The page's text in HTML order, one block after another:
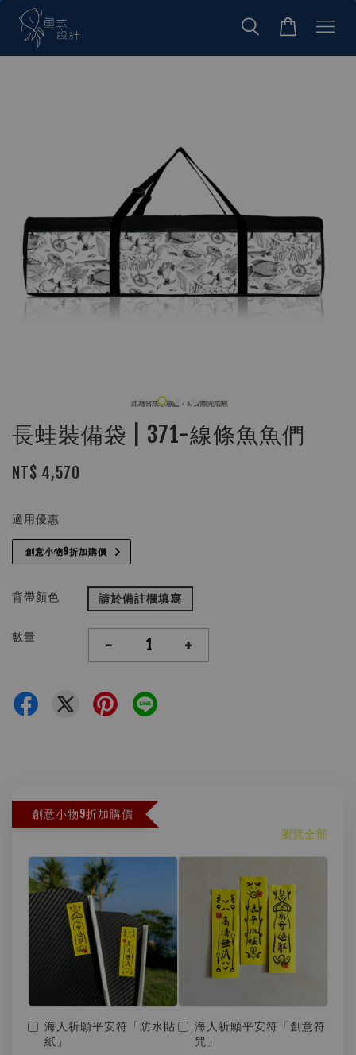
長蛙裝備袋 | 371-線條魚魚們
NT$ 4,570
適用優惠
創意小物9折加購價
背帶顏色 請於備註欄填寫
數量 - +
創意小物9折加購價
瀏覽全部
海人祈願平安符「防水貼
紙」
海人祈願平安符「創意符
咒」